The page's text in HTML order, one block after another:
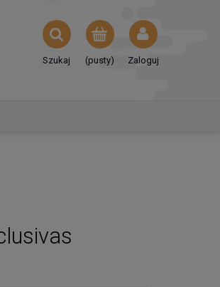
(pusty) Zaloguj
Szukaj